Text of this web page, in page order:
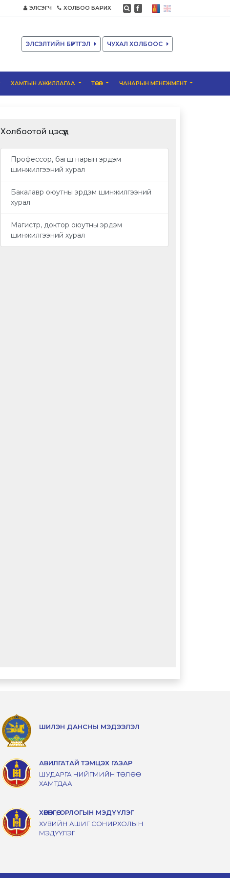
ЭЛСЭГЧ ХОЛБОО БАРИХ
ЭЛСЭЛТИЙН БҮРТГЭЛ ЧУХАЛ ХОЛБООС
ХАМТЫН АЖИЛЛАГАА ТӨСӨЛ ЧАНАРЫН МЕНЕЖМЕНТ
Холбоотой цэсүүд
Профессор, багш нарын эрдэм
шинжилгээний хурал
Бакалавр оюутны эрдэм шинжилгээний
хурал
Магистр, доктор оюутны эрдэм
шинжилгээний хурал
ШИЛЭН ДАНСНЫ МЭДЭЭЛЭЛ
АВИЛГАТАЙ ТЭМЦЭХ ГАЗАР
ШУДАРГА НИЙГМИЙН ТӨЛӨӨ
ХАМТДАА
ХӨРӨНГӨ, ОРЛОГЫН МЭДҮҮЛЭГ
ХУВИЙН АШИГ СОНИРХОЛЫН
МЭДҮҮЛЭГ